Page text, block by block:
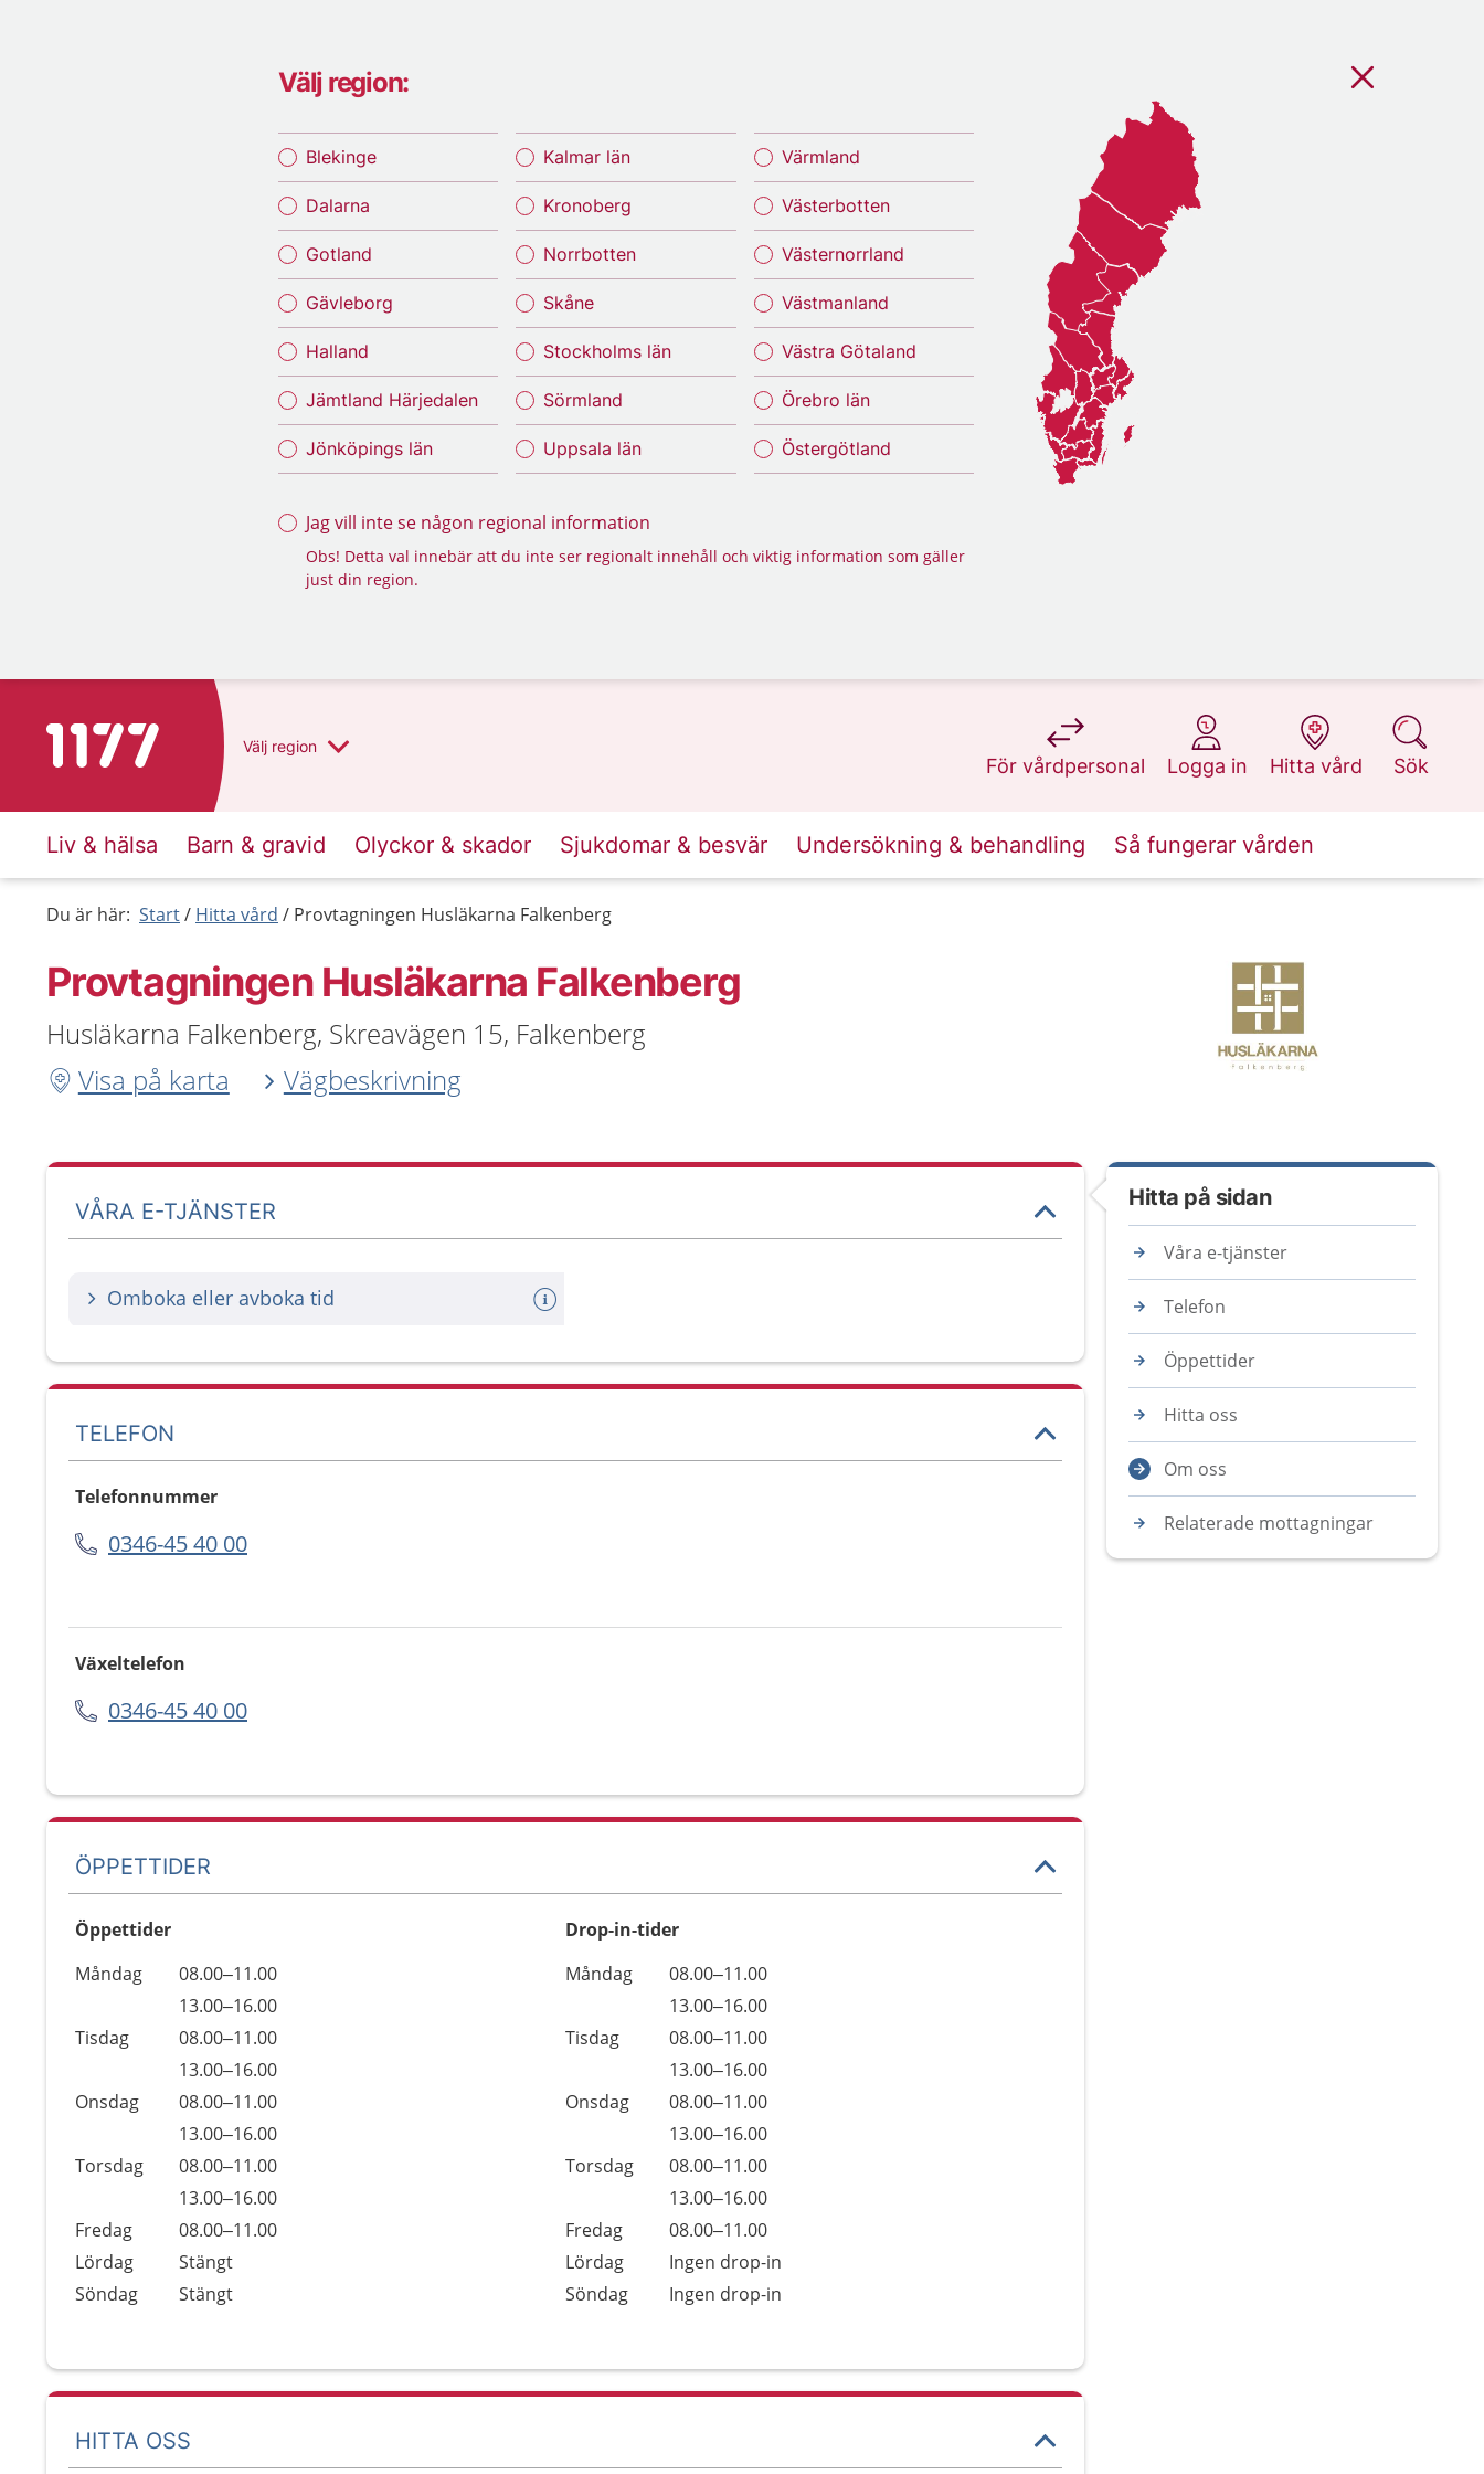
Välj region:
Blekinge
Dalarna
Gotland
Gävleborg
Halland
Jämtland Härjedalen
Jönköpings län
Kalmar län
Kronoberg
Norrbotten
Skåne
Stockholms län
Sörmland
Uppsala län
Värmland
Västerbotten
Västernorrland
Västmanland
Västra Götaland
Örebro län
Östergötland
Jag vill inte se någon regional information
Obs! Detta val innebär att du inte ser regionalt innehåll och viktig information som gäller
just din region.
Till startsidan för 1177 Välj region
För vårdpersonal
på 1177.se
Logga in
på 1177.se
Hitta vård
på 1177.se
Sök
på 1177.se
Liv & hälsa Barn & gravid Olyckor & skador Sjukdomar & besvär Undersökning & behandling Så fungerar vården
Du är här: Start Hitta vård Provtagningen Husläkarna Falkenberg
Provtagningen Husläkarna Falkenberg
Husläkarna Falkenberg, Skreavägen 15, Falkenberg
Visa på karta
Vägbeskrivning
VÅRA E-TJÄNSTER
Omboka eller avboka tid
TELEFON
Telefonnummer
0346-45 40 00
Växeltelefon
0346-45 40 00
ÖPPETTIDER
Öppettider
Dag
Öppettider
Kommentarer
Måndag
08.00–11.00
13.00–16.00
Tisdag
08.00–11.00
13.00–16.00
Onsdag
08.00–11.00
13.00–16.00
Torsdag
08.00–11.00
13.00–16.00
Fredag
08.00–11.00
Lördag
Stängt
Söndag
Stängt
Drop-in-tider
Måndag
08.00–11.00
13.00–16.00
Tisdag
08.00–11.00
13.00–16.00
Onsdag
08.00–11.00
13.00–16.00
Torsdag
08.00–11.00
13.00–16.00
Fredag
08.00–11.00
Lördag
Ingen drop-in
Söndag
Ingen drop-in
HITTA OSS
Hitta på sidan
Våra e-tjänster
Telefon
Öppettider
Hitta oss
Om oss
Relaterade mottagningar